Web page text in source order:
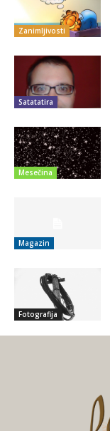
Zanimljivosti
Satatatira
Mesečina
Magazin
Fotografija